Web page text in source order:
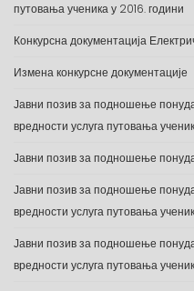
путовања ученика у 2016. години
Конкурсна документација
Измена конкурсне документације
Јавни позив за подношење
вредности услуга путовања
Јавни позив за подношење
Јавни позив за подношење
вредности услуга путовања
Јавни позив за подношење
вредности услуга путовања